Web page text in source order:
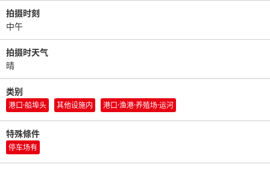
拍摄时刻
中午
拍摄时天气
晴
类别
港口·船埠头 其他设施内 港口·渔港·养殖场·运河
特殊條件
停车场有